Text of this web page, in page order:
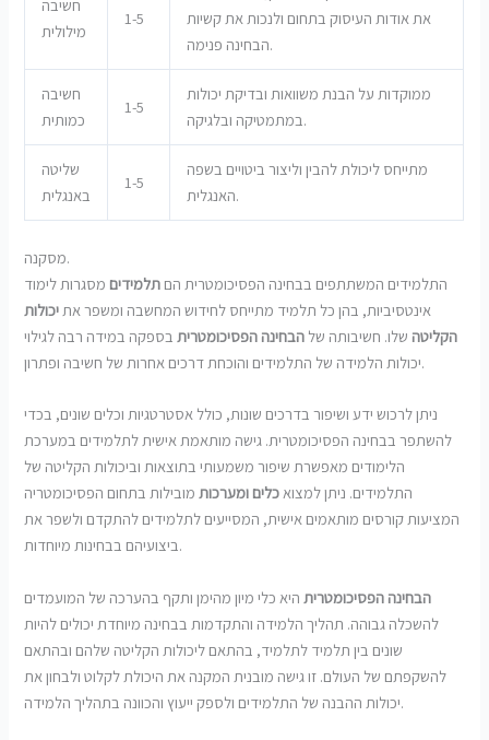
חשיבה
מילולית
1-5
את אודות העיסוק בתחום ולנכות את קשיות
הבחינה פנימה.
חשיבה
כמותית
1-5
ממוקדות על הבנת משוואות ובדיקת יכולות
במתמטיקה ובלגיקה.
שליטה
באנגלית
1-5
מתייחס ליכולת להבין וליצור ביטויים בשפה
האנגלית.
מסקנה.
התלמידים המשתתפים בבחינה הפסיכומטרית הם תלמידים מסגרות לימוד
אינטסיביות, בהן כל תלמיד מתייחס לחידוש המחשבה ומשפר אתיכולות
הקליטה שלו. חשיבותה של הבחינה הפסיכומטריתבספקה במידה רבה לגילוי
יכולות הלמידה של התלמידים והוכחת דרכים אחרות של חשיבה ופתרון.
ניתן לרכוש ידע ושיפור בדרכים שונות, כולל אסטרטגיות וכלים שונים, בכדי
להשתפר בבחינה הפסיכומטרית. גישה מותאמת אישית לתלמידים במערכת
הלימודים מאפשרת שיפור משמעותי בתוצאות וביכולות הקליטה של
התלמידים. ניתן למצואכלים ומערכותמובילות בתחום הפסיכומטריה
המציעות קורסים מותאמים אישית, המסייעים לתלמידים להתקדם ולשפר את
ביצועיהם בבחינות מיוחדות.
הבחינה הפסיכומטריתהיא כלי מיון מהימן ותקף בהערכה של המועמדים
להשכלה גבוהה. תהליך הלמידה והתקדמות בבחינה מיוחדת יכולים להיות
שונים בין תלמיד לתלמיד, בהתאם ליכולות הקליטה שלהם ובהתאם
להשקפתם של העולם. זו גישה מובנית המקנה את היכולת לקלוט ולבחון את
יכולות ההבנה של התלמידים ולספק ייעוץ והכוונה בתהליך הלמידה.